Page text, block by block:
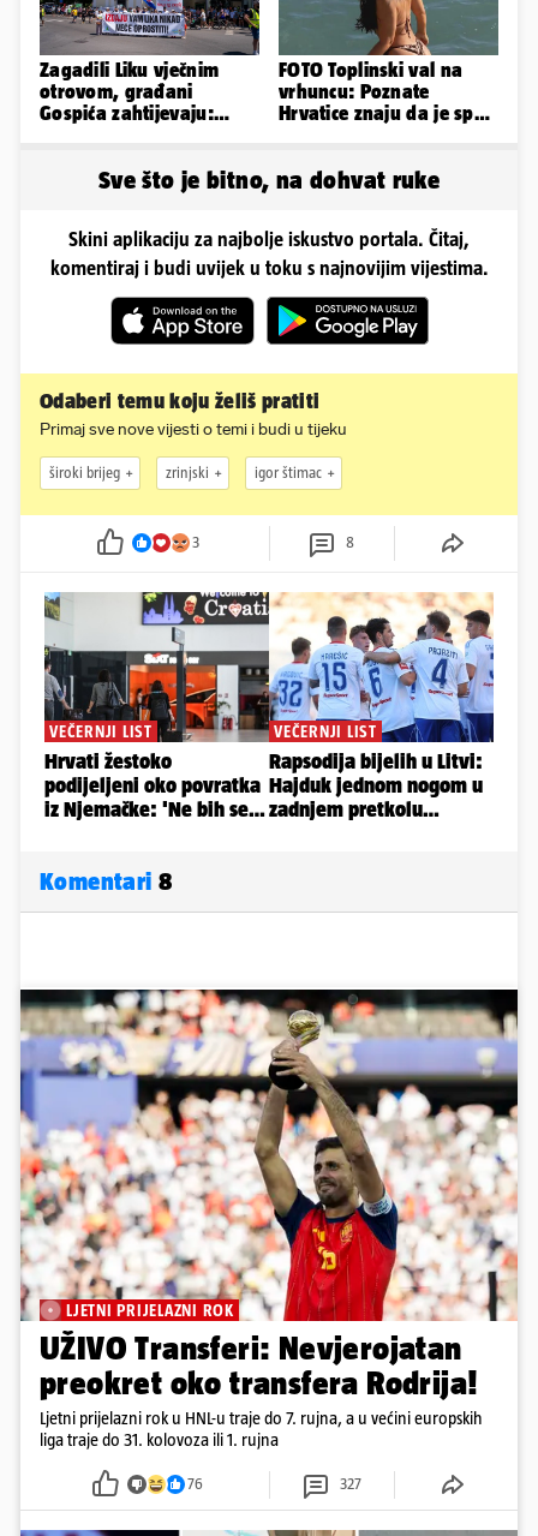
Zagadili Liku vječnim
otrovom, građani
Gospića zahtijevaju:
FOTO Toplinski val na
vrhuncu: Poznate
Hrvatice znaju da je spas
Sve što je bitno, na dohvat ruke
Skini aplikaciju za najbolje iskustvo portala. Čitaj,
komentiraj i budi uvijek u toku s najnovijim vijestima.
Odaberi temu koju želiš pratiti
Primaj sve nove vijesti o temi i budi u tijeku
široki brijeg zrinjski igor štimac
3 8
Komentari 8
LJETNI PRIJELAZNI ROK
UŽIVO Transferi: Nevjerojatan
preokret oko transfera Rodrija!
Ljetni prijelazni rok u HNL-u traje do 7. rujna, a u većini europskih
liga traje do 31. kolovoza ili 1. rujna
76 327